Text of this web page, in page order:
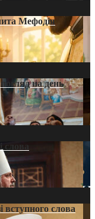
Мефодія
на день
слова
вступного слова